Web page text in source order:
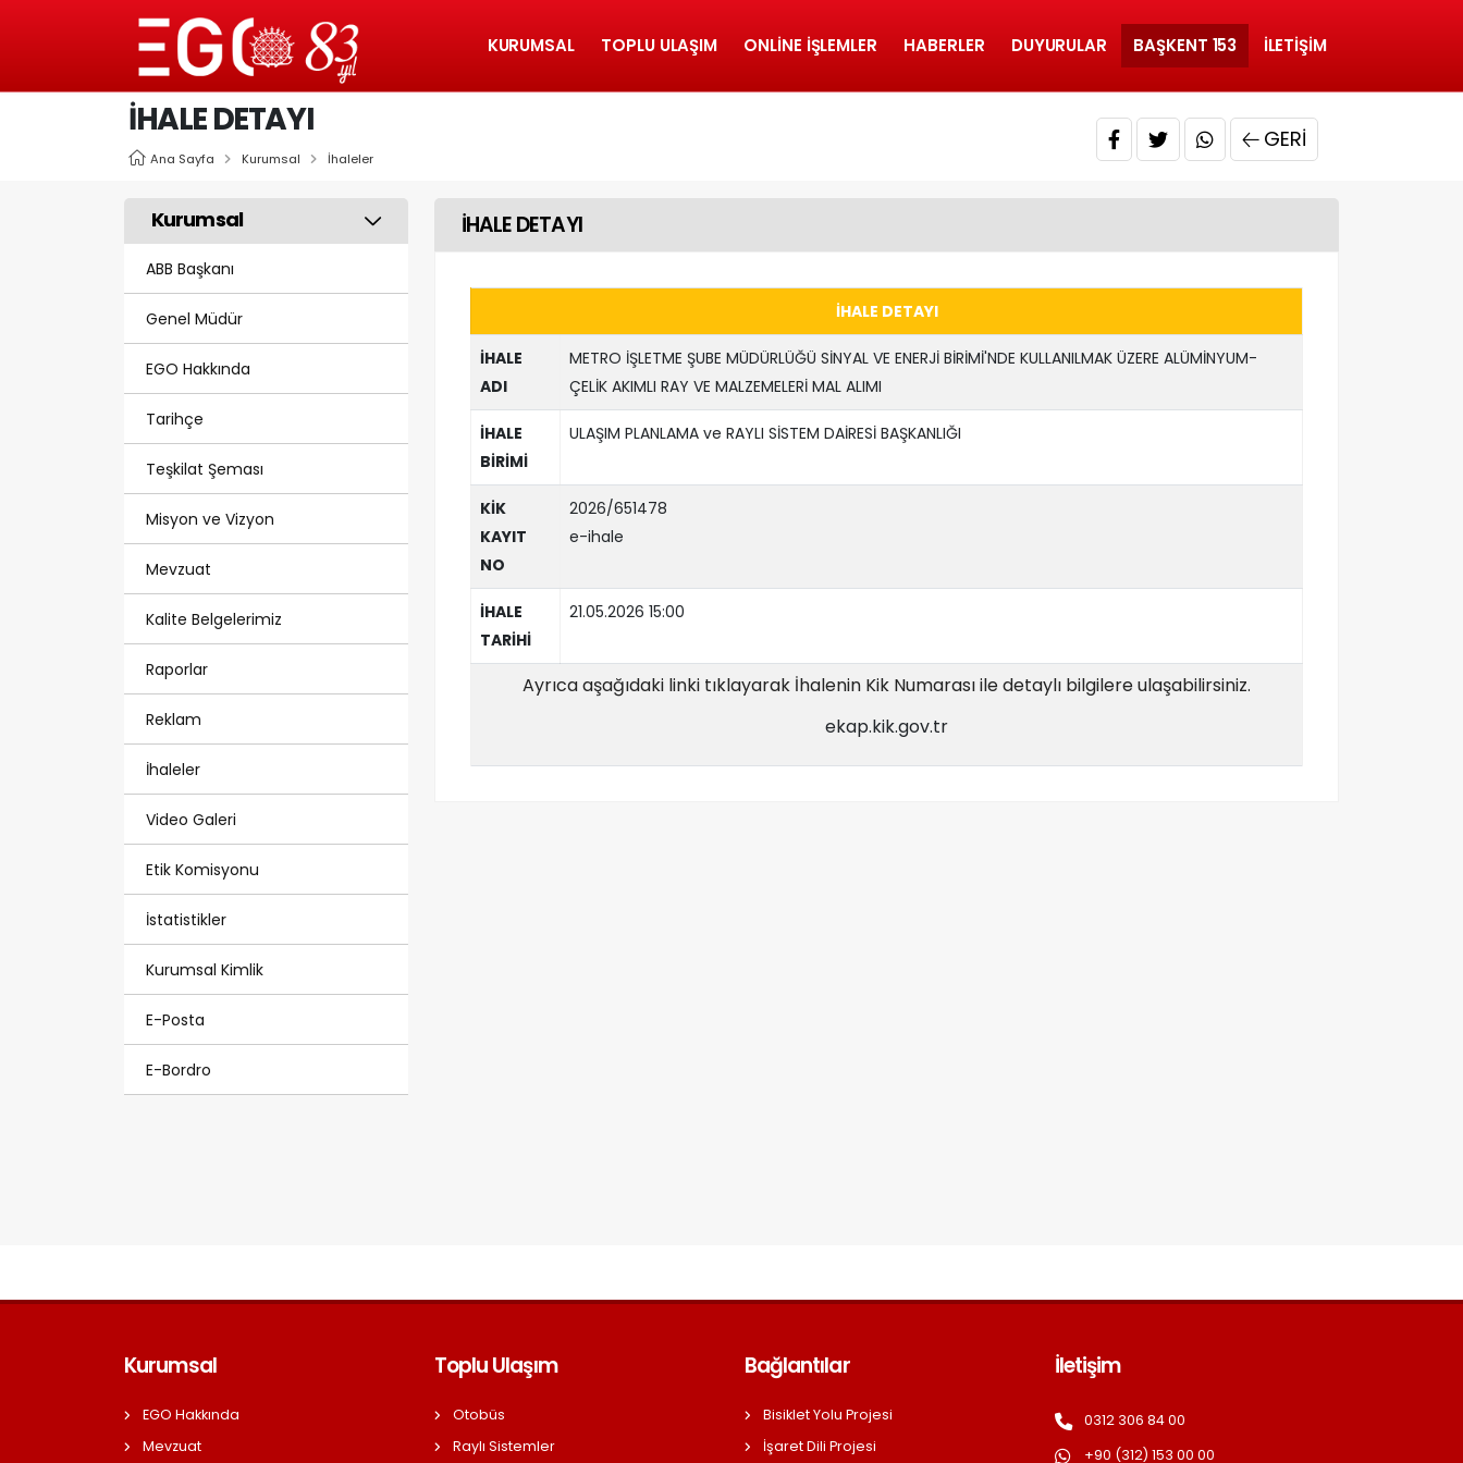
KURUMSAL TOPLU ULAŞIM ONLINE İŞLEMLER HABERLER DUYURULAR BAŞKENT 153 İLETIŞIM
İHALE DETAYI
Ana Sayfa Kurumsal İhaleler
GERI
Kurumsal
ABB Başkanı
Genel Müdür
EGO Hakkında
Tarihçe
Teşkilat Şeması
Misyon ve Vizyon
Mevzuat
Kalite Belgelerimiz
Raporlar
Reklam
İhaleler
Video Galeri
Etik Komisyonu
İstatistikler
Kurumsal Kimlik
E-Posta
E-Bordro
İHALE DETAYI
İHALE DETAYI
İHALE
ADI
METRO İŞLETME ŞUBE MÜDÜRLÜĞÜ SİNYAL VE ENERJİ BİRİMİ'NDE KULLANILMAK ÜZERE ALÜMİNYUM-
ÇELİK AKIMLI RAY VE MALZEMELERİ MAL ALIMI
İHALE
BİRİMİ
ULAŞIM PLANLAMA ve RAYLI SİSTEM DAİRESİ BAŞKANLIĞI
KİK
KAYIT
NO
2026/651478
e-ihale
İHALE
TARİHİ
21.05.2026 15:00
Ayrıca aşağıdaki linki tıklayarak İhalenin Kik Numarası ile detaylı bilgilere ulaşabilirsiniz.
ekap.kik.gov.tr
Kurumsal
EGO Hakkında
Mevzuat
Toplu Ulaşım
Otobüs
Raylı Sistemler
Bağlantılar
Bisiklet Yolu Projesi
İşaret Dili Projesi
İletişim
0312 306 84 00
+90 (312) 153 00 00